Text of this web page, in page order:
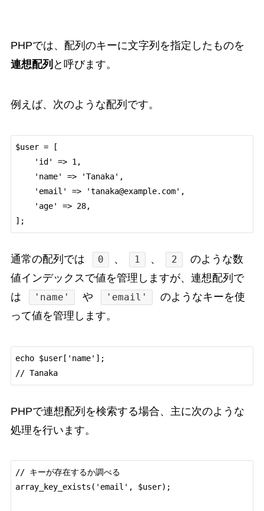
PHPでは、配列のキーに文字列を指定したものを
連想配列 と呼びます。
例えば、次のような配列です。
$user = [
通常の配列では 0 、 1 、 2
のような数
値インデックスで値を管理しますが、連想配列で
は
'name' や 'email'
のようなキーを使
って値を管理します。
echo $user['name'];
// Tanaka
PHPで連想配列を検索する場合、主に次のような
処理を行います。
// キーが存在するか調べる
array_key_exists('email', $user);